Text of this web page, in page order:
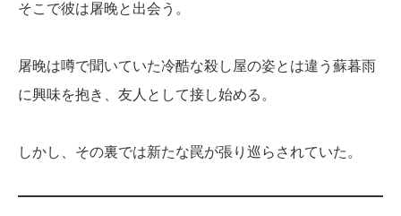
そこで彼は屠晚と出会う。
屠晚は噂で聞いていた冷酷な殺し屋の姿とは違う蘇暮雨
に興味を抱き、友人として接し始める。
しかし、その裏では新たな罠が張り巡らされていた。